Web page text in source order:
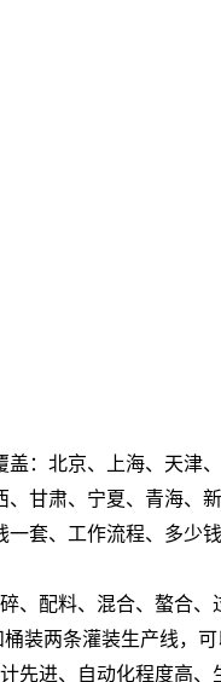
盖：北京、上海、天津
、甘肃、宁夏、青海、
一套、工作流程、多少
、配料、混合、螯合
桶装两条灌装生产线，
先进、自动化程度高